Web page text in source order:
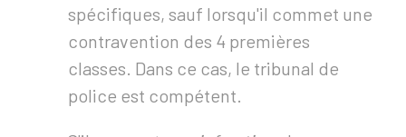
spécifiques, sauf lorsqu'il commet une
contravention des 4 premières
classes. Dans ce cas, le tribunal de
police est compétent.